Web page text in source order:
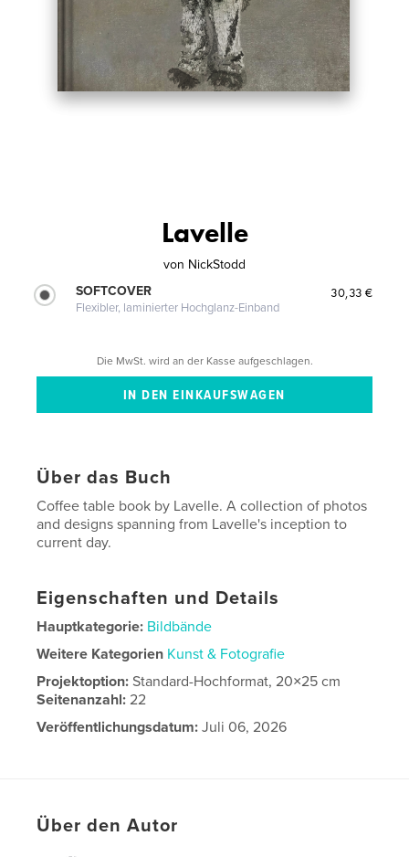
Lavelle
von NickStodd
SOFTCOVER
Flexibler, laminierter Hochglanz-Einband
30,33 €
Die MwSt. wird an der Kasse aufgeschlagen.
Über das Buch
Coffee table book by Lavelle. A collection of photos
and designs spanning from Lavelle's inception to
current day.
Eigenschaften und Details
Hauptkategorie: Bildbände
Weitere Kategorien Kunst & Fotografie
Projektoption:Standard-Hochformat, 20×25 cm
Seitenanzahl:22
Veröffentlichungsdatum: Juli 06, 2026
Über den Autor